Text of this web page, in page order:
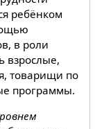
ребёнком
в роли
взрослые,
товарищи по
программы.